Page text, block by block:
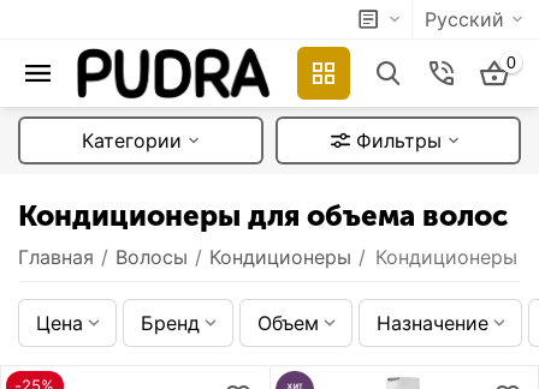
Русский
0
Категории Фильтры
Кондиционеры для объема волос
Главная / Волосы / Кондиционеры / Кондиционеры
Цена Бренд Объем Назначение